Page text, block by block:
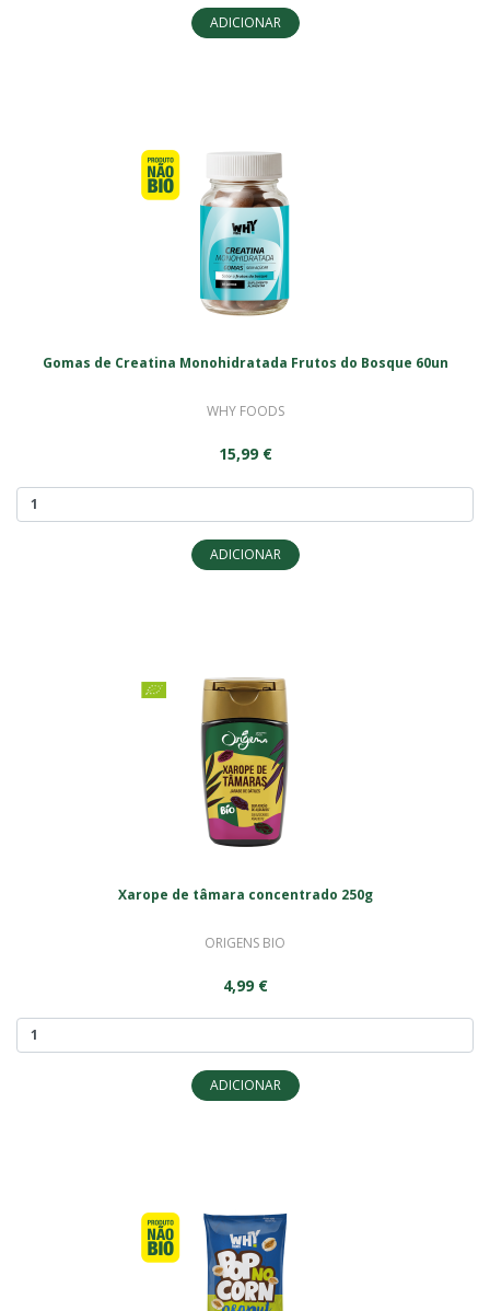
ADICIONAR
Gomas de Creatina Monohidratada Frutos do Bosque 60un
WHY FOODS
15,99 €
ADICIONAR
Xarope de tâmara concentrado 250g
ORIGENS BIO
4,99 €
ADICIONAR